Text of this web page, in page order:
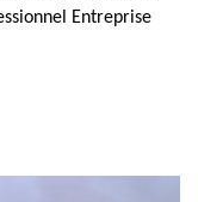
Entreprise